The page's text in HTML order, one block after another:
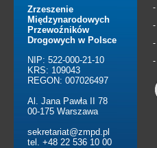
Zrzeszenie
Międzynarodowych
Przewoźników
Drogowych w Polsce
NIP: 522-000-21-10
KRS: 109043
REGON: 007026497
Al. Jana Pawła II 78
00-175 Warszawa
sekretariat@zmpd.pl
tel. +48 22 536 10 00
-
-
-
-